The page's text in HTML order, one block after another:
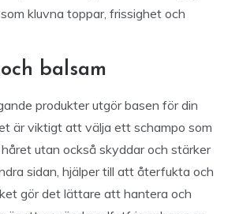
kluvna toppar, frissighet och
balsam
produkter utgör basen för din
är viktigt att välja ett schampo som
utan också skyddar och stärker
sidan, hjälper till att återfukta och
gör det lättare att hantera och